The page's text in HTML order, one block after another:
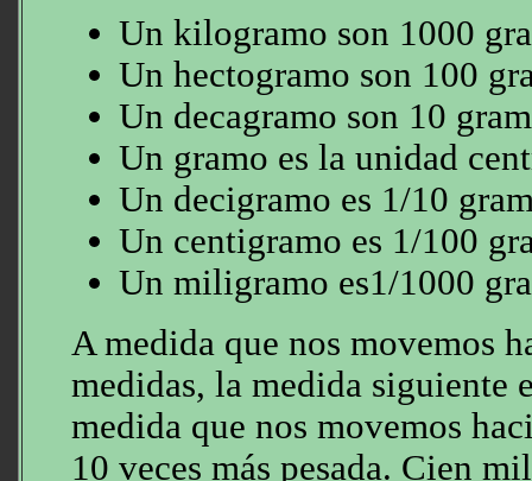
Un kilogramo son 1000
Un hectogramo son 100
Un decagramo son 10
Un gramo es la unidad
Un decigramo es 1/10
Un centigramo es 1/100
Un miligramo es1/1000
A medida que nos movemos
medidas, la medida siguiente
medida que nos movemos
10 veces más pesada. Cien